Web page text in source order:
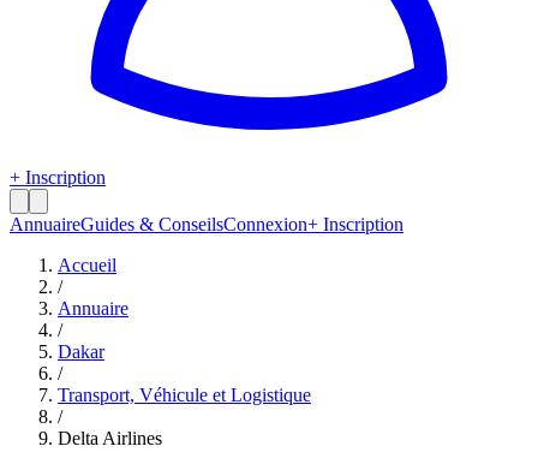
+ Inscription
AnnuaireGuides & ConseilsConnexion+ Inscription
Accueil
/
Annuaire
/
Dakar
/
Transport, Véhicule et Logistique
/
Delta Airlines